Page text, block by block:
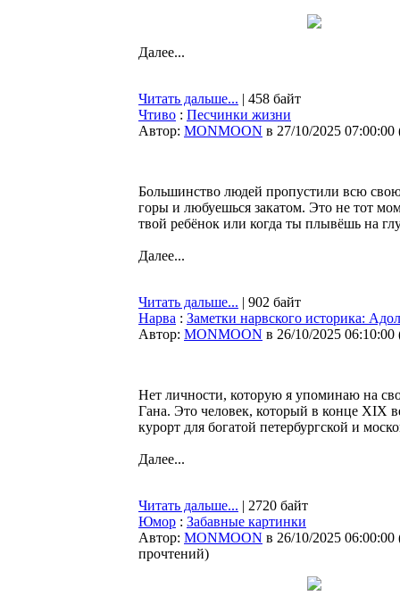
Далее...
Читать дальше... | 458 байт
Чтиво : Песчинки жизни
Автор: MONMOON в 27/10/2025 07:00:00
Большинство людей пропустили всю
горы и любуешься закатом. Это не тот
твой ребёнок или когда ты плывёшь на
Далее...
Читать дальше... | 902 байт
Нарва : Заметки нарвского историка:
Автор: MONMOON в 26/10/2025 06:10:00
Нет личности, которую я упоминаю на
Гана. Это человек, который в конце XIX
курорт для богатой петербургской и
Далее...
Читать дальше... | 2720 байт
Юмор : Забавные картинки
Автор: MONMOON в 26/10/2025 06:00:00
прочтений)